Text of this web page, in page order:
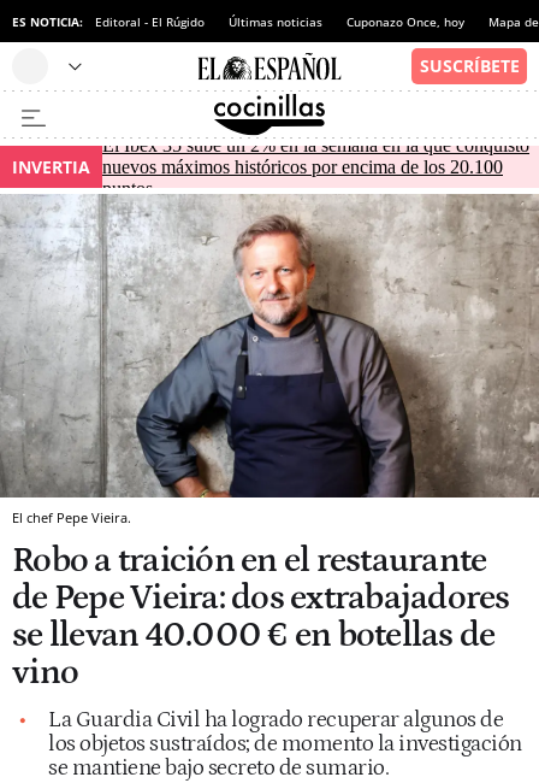
ES NOTICIA: Editoral - El Rúgido Últimas noticias Cuponazo Once, hoy Mapa
INVERTIA
El Ibex 35 sube un 2% en la semana en la que conquistó
nuevos máximos históricos por encima de los 20.100
puntos
El chef Pepe Vieira.
Robo a traición en el restaurante
de Pepe Vieira: dos extrabajadores
se llevan 40.000 € en botellas de
vino
La Guardia Civil ha logrado recuperar algunos de
los objetos sustraídos; de momento la investigación
se mantiene bajo secreto de sumario.